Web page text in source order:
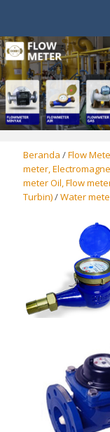
Beranda /Flow
meter,
meter Oil, Flow
Turbin)/Water